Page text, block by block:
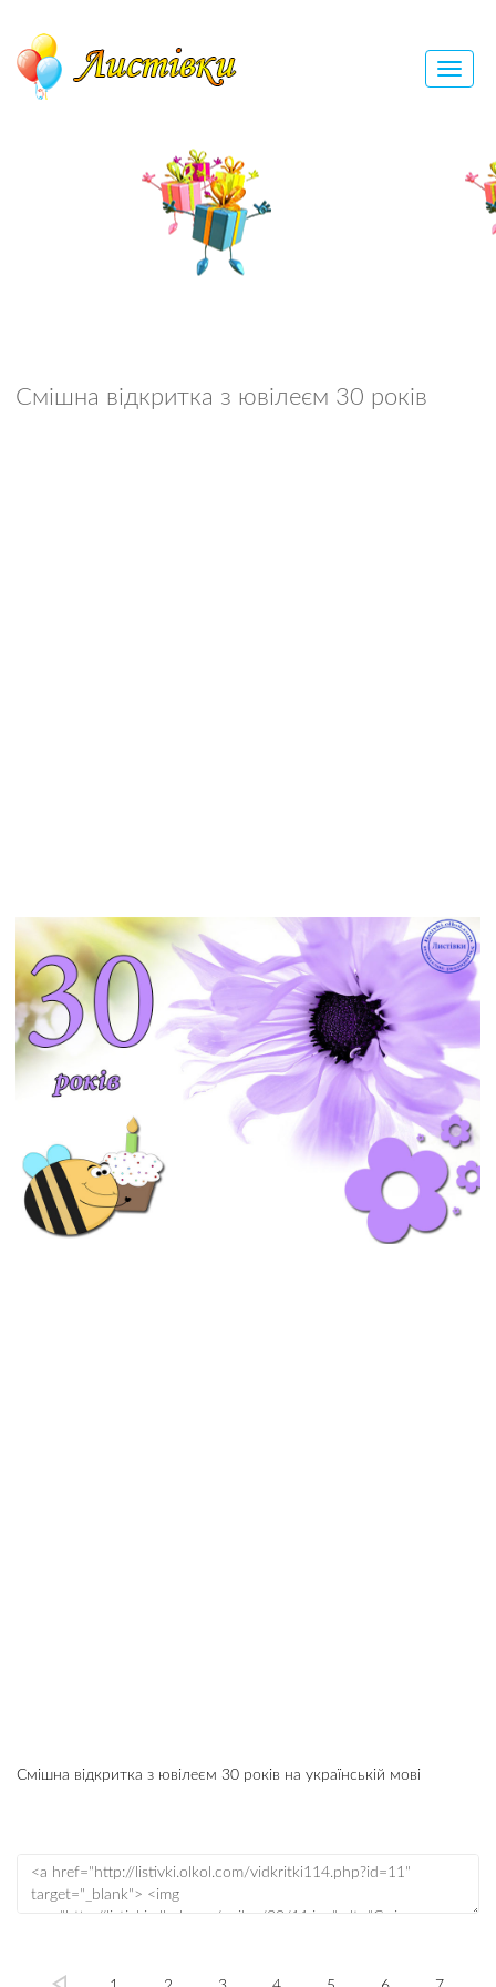
Смішна відкритка з ювілеєм 30 років
Смішна відкритка з ювілеєм 30 років на українській мові